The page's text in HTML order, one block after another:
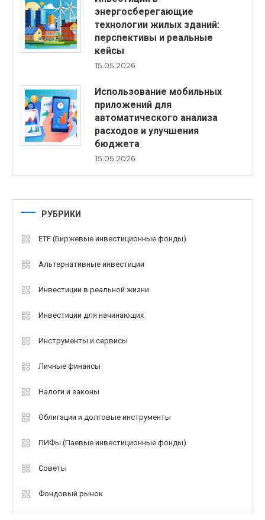
энергосберегающие
технологии жилых зданий:
перспективы и реальные
кейсы
15.05.2026
Использование мобильных
приложений для
автоматического анализа
расходов и улучшения
бюджета
15.05.2026
РУБРИКИ
ETF (Биржевые инвестиционные фонды)
Альтернативные инвестиции
Инвестиции в реальной жизни
Инвестиции для начинающих
Инструменты и сервисы
Личные финансы
Налоги и законы
Облигации и долговые инструменты
ПИФы (Паевые инвестиционные фонды)
Советы
Фондовый рынок